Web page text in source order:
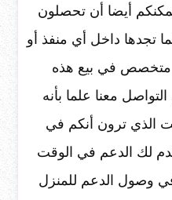
أيضا أن تحصلون
تجدها داخل أي منفذ أو
في بيع هذه
معنا علما بأنه
الذي ترون أنكم في
لك الدعم في الوقت
في وصول الدعم للمنزل